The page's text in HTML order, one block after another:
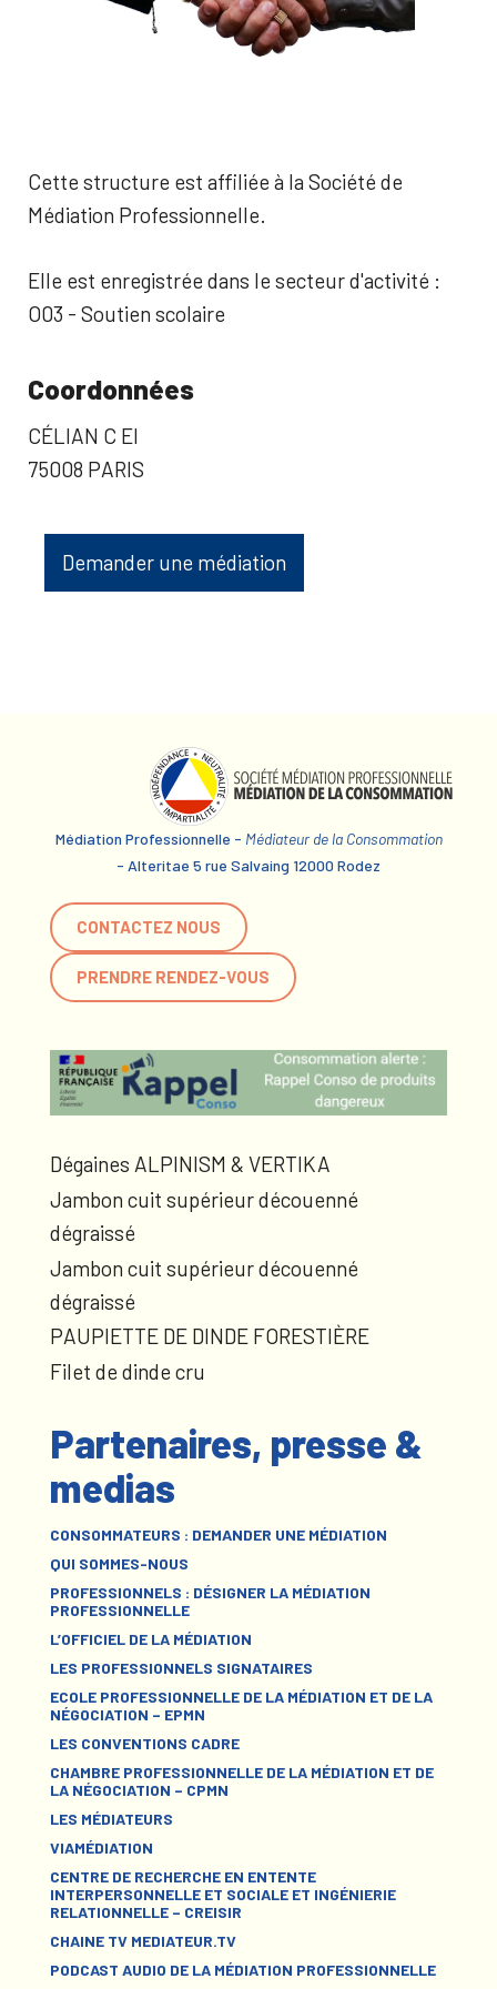
Cette structure est affiliée à la Société de
Médiation Professionnelle.
Elle est enregistrée dans le secteur d'activité :
O03 - Soutien scolaire
Coordonnées
CÉLIAN C EI
75008 PARIS
Demander une médiation
Médiation Professionnelle - Médiateur de la Consommation
- Alteritae 5 rue Salvaing 12000 Rodez
CONTACTEZ NOUS
PRENDRE RENDEZ-VOUS
Dégaines ALPINISM & VERTIKA
Jambon cuit supérieur découenné
dégraissé
Jambon cuit supérieur découenné
dégraissé
PAUPIETTE DE DINDE FORESTIÈRE
Filet de dinde cru
Partenaires, presse &
medias
CONSOMMATEURS : DEMANDER UNE MÉDIATION
QUI SOMMES-NOUS
PROFESSIONNELS : DÉSIGNER LA MÉDIATION
PROFESSIONNELLE
L’OFFICIEL DE LA MÉDIATION
LES PROFESSIONNELS SIGNATAIRES
ECOLE PROFESSIONNELLE DE LA MÉDIATION ET DE LA
NÉGOCIATION – EPMN
LES CONVENTIONS CADRE
CHAMBRE PROFESSIONNELLE DE LA MÉDIATION ET DE
LA NÉGOCIATION – CPMN
LES MÉDIATEURS
VIAMÉDIATION
CENTRE DE RECHERCHE EN ENTENTE
INTERPERSONNELLE ET SOCIALE ET INGÉNIERIE
RELATIONNELLE – CREISIR
CHAINE TV MEDIATEUR.TV
PODCAST AUDIO DE LA MÉDIATION PROFESSIONNELLE